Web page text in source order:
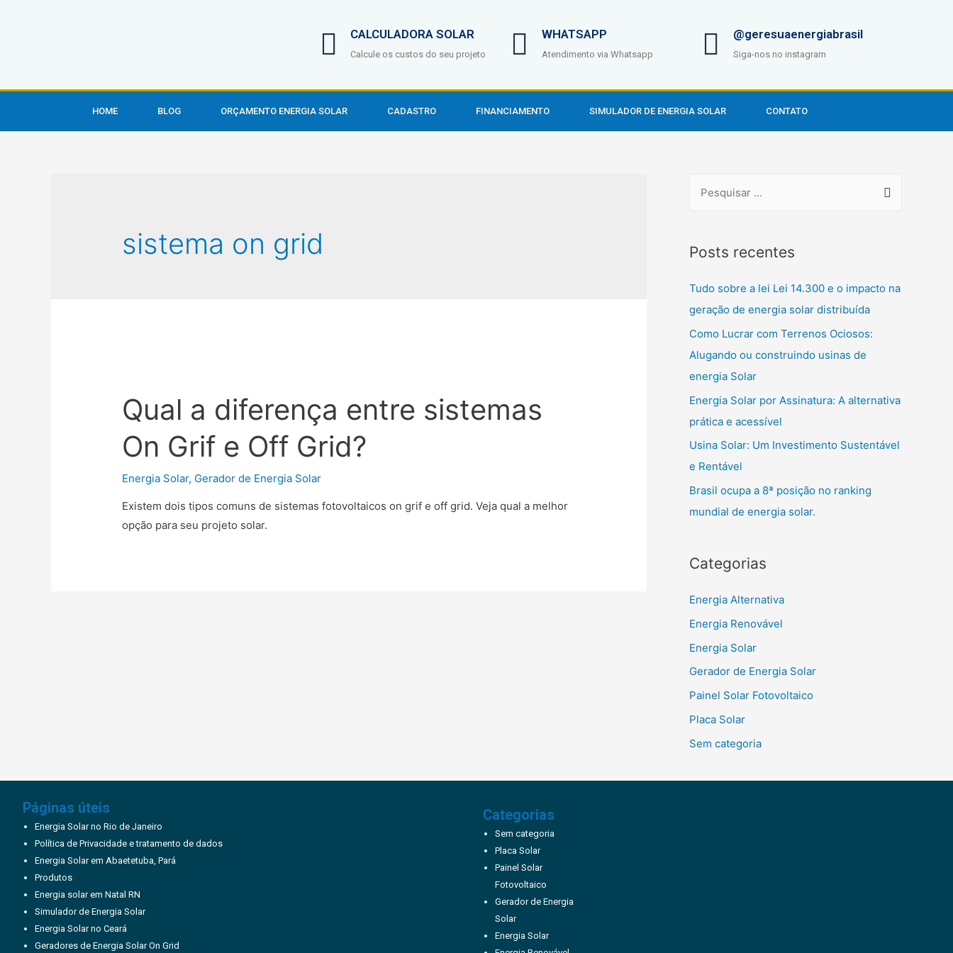
CALCULADORA SOLAR
Calcule os custos do seu projeto
WHATSAPP
Atendimento via Whatsapp
@geresuaenergiabrasil
Siga-nos no instagram
HOME BLOG ORÇAMENTO ENERGIA SOLAR CADASTRO FINANCIAMENTO SIMULADOR DE ENERGIA SOLAR CONTATO
sistema on grid
Qual a diferença entre sistemas
On Grif e Off Grid?
Energia Solar, Gerador de Energia Solar
Existem dois tipos comuns de sistemas fotovoltaicos on grif e off grid. Veja qual a melhor
opção para seu projeto solar.
Posts recentes
Tudo sobre a lei Lei 14.300 e o impacto na
geração de energia solar distribuída
Como Lucrar com Terrenos Ociosos:
Alugando ou construindo usinas de
energia Solar
Energia Solar por Assinatura: A alternativa
prática e acessível
Usina Solar: Um Investimento Sustentável
e Rentável
Brasil ocupa a 8ª posição no ranking
mundial de energia solar.
Categorias
Energia Alternativa
Energia Renovável
Energia Solar
Gerador de Energia Solar
Painel Solar Fotovoltaico
Placa Solar
Sem categoria
Páginas úteis
Energia Solar no Rio de Janeiro
Política de Privacidade e tratamento de dados
Energia Solar em Abaetetuba, Pará
Produtos
Energia solar em Natal RN
Simulador de Energia Solar
Energia Solar no Ceará
Geradores de Energia Solar On Grid
Categorias
Sem categoria
Placa Solar
Painel Solar
Fotovoltaico
Gerador de Energia
Solar
Energia Solar